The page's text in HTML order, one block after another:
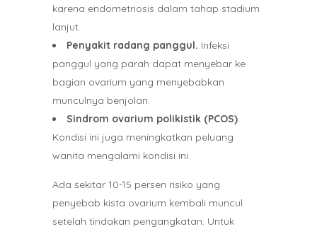
karena endometriosis dalam tahap stadium
lanjut.
Penyakit radang panggul. Infeksi
panggul yang parah dapat menyebar ke
bagian ovarium yang menyebabkan
munculnya benjolan.
Sindrom ovarium polikistik (PCOS).
Kondisi ini juga meningkatkan peluang
wanita mengalami kondisi ini.
Ada sekitar 10-15 persen risiko yang
penyebab kista ovarium kembali muncul
setelah tindakan pengangkatan. Untuk